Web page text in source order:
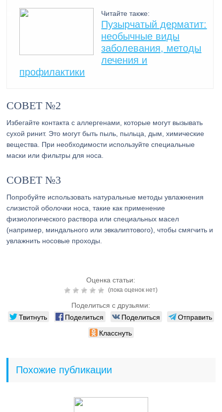
Читайте также:
Пузырчатый дерматит:
необычные виды
заболевания, методы
лечения и
профилактики
СОВЕТ №2
Избегайте контакта с аллергенами, которые могут вызывать
сухой ринит. Это могут быть пыль, пыльца, дым, химические
вещества. При необходимости используйте специальные
маски или фильтры для носа.
СОВЕТ №3
Попробуйте использовать натуральные методы увлажнения
слизистой оболочки носа, такие как применение
физиологического раствора или специальных масел
(например, миндального или эвкалиптового), чтобы смягчить и
увлажнить носовые проходы.
Оценка статьи:
(пока оценок нет)
Поделиться с друзьями:
Твитнуть Поделиться Поделиться
Отправить
Класснуть
Похожие публикации